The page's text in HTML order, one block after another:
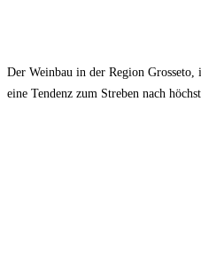
Der Weinbau in der Region
eine Tendenz zum Streben nach